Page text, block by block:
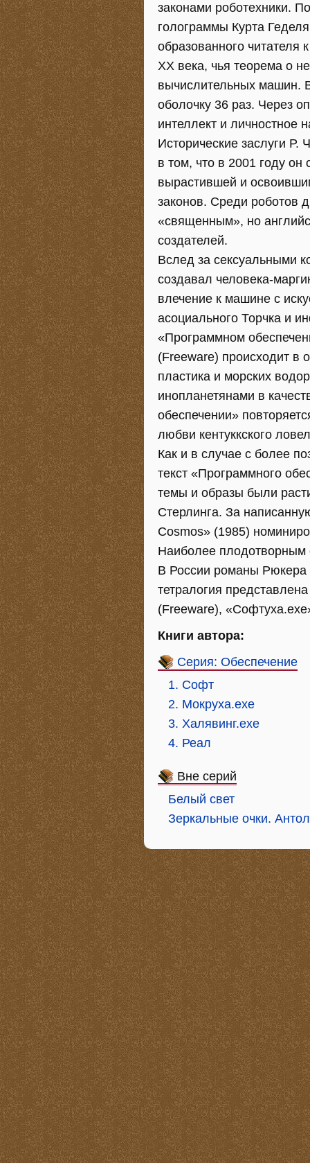
законами роботехники.
голограммы Курта
образованного читателя
XX века, чья теорема о
вычислительных машин.
оболочку 36 раз. Через
интеллект и личностное
Исторические заслуги
в том, что в 2001 году
вырастившей и
законов. Среди роботов
«священным», но
создателей.
Вслед за сексуальными
создавал человека-
влечение к машине с
асоциального Торчка и
«Программном
(Freeware) происходит в
пластика и морских
инопланетянами в
обеспечении»
любви кентуккского
Как и в случае с более
текст «Программного
темы и образы были
Стерлинга. За
Cosmos» (1985)
Наиболее плодотворным
В России романы Рюкера
тетралогия
(Freeware),
Книги автора:
Серия: Обеспечение
1. Софт
2. Мокруха.exe
3. Халявинг.exe
4. Реал
Вне серий
Белый свет
Зеркальные очки.